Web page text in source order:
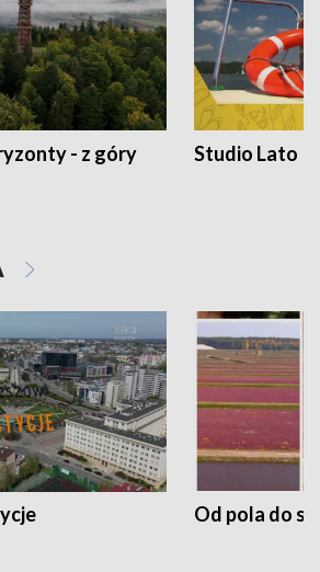
- z góry
Studio Lato
Od pola do